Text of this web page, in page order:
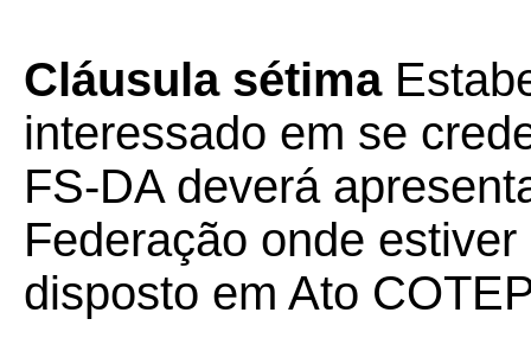
Cláusula sétima
interessado em se
FS-DA deverá
Federação onde
disposto em Ato